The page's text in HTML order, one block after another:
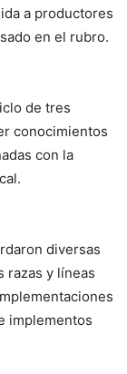
a productores
en el rubro.
de tres
conocimientos
con la
diversas
razas y líneas
implementos